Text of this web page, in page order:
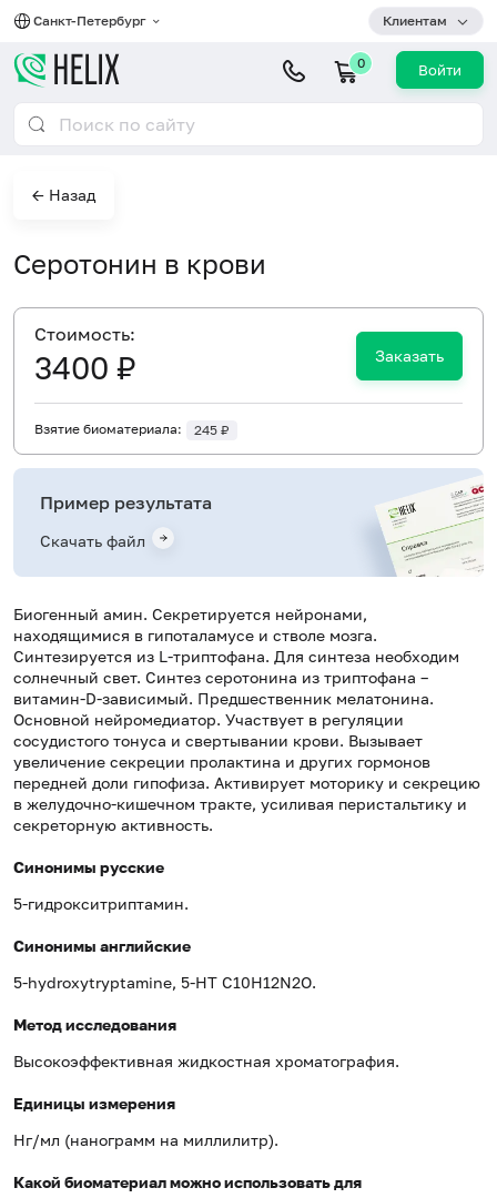
Санкт-Петербург Клиентам
0 Войти
← Назад
Серотонин в крови
Биогенный амин. Секретируется нейронами,
находящимися в гипоталамусе и стволе мозга.
Синтезируется из L-триптофана. Для синтеза необходим
солнечный свет. Синтез серотонина из триптофана –
витамин-D-зависимый. Предшественник мелатонина.
Основной нейромедиатор. Участвует в регуляции
сосудистого тонуса и свертывании крови. Вызывает
увеличение секреции пролактина и других гормонов
передней доли гипофиза. Активирует моторику и секрецию
в желудочно-кишечном тракте, усиливая перистальтику и
секреторную активность.
Синонимы русские
5-гидрокситриптамин.
Синонимы английские
5-hydroxytryptamine, 5-HT C10H12N2O.
Метод исследования
Высокоэффективная жидкостная хроматография.
Единицы измерения
Нг/мл (нанограмм на миллилитр).
Какой биоматериал можно использовать для
Cтоимость:
3400 ₽ Заказать
Взятие биоматериала: 245 ₽
Пример результата
Скачать файл